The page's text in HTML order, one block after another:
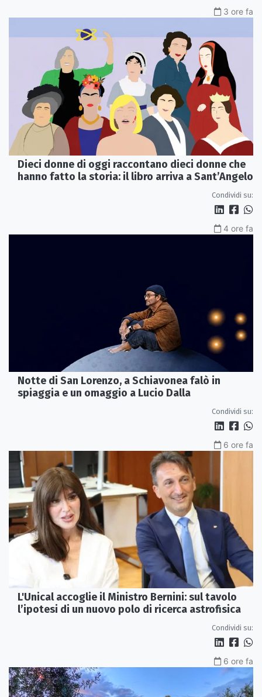
3 ore fa
Dieci donne di oggi raccontano dieci donne che
hanno fatto la storia: il libro arriva a Sant’Angelo
Condividi su:
4 ore fa
Notte di San Lorenzo, a Schiavonea falò in
spiaggia e un omaggio a Lucio Dalla
Condividi su:
6 ore fa
L'Unical accoglie il Ministro Bernini: sul tavolo
l’ipotesi di un nuovo polo di ricerca astrofisica
Condividi su:
6 ore fa